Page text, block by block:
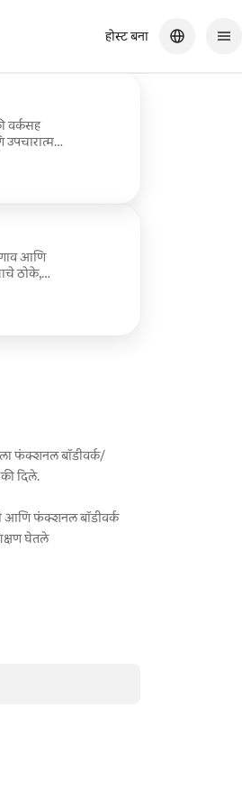
होस्ट बना
वर्कसह
ठोके,
फंक्शनल बॉडीवर्क/
दिले.
आणि फंक्शनल बॉडीवर्क
घेतले